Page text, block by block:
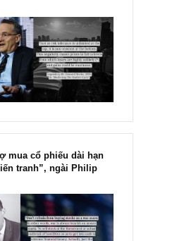
trong thái độ của đám
với rủi ro, Ngài Howard
sợ mua cổ phiếu dài hạn